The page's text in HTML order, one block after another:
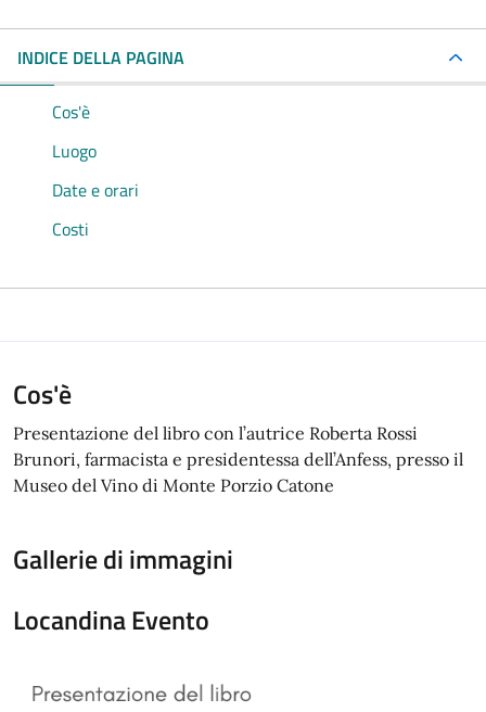
INDICE DELLA PAGINA
Cos'è
Luogo
Date e orari
Costi
Cos'è
Presentazione del libro con l’autrice Roberta Rossi
Brunori, farmacista e presidentessa dell’Anfess, presso il
Museo del Vino di Monte Porzio Catone
Gallerie di immagini
Locandina Evento